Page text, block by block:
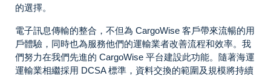
的選擇。
電子訊息傳輸的整合，不但為 CargoWise 客戶帶來流暢的用
戶體驗，同時也為服務他們的運輸業者改善流程和效率。我
們努力在我們先進的 CargoWise 平台建設此功能。隨著海運
運輸業相繼採用 DCSA 標準，資料交換的範圍及規模將持續